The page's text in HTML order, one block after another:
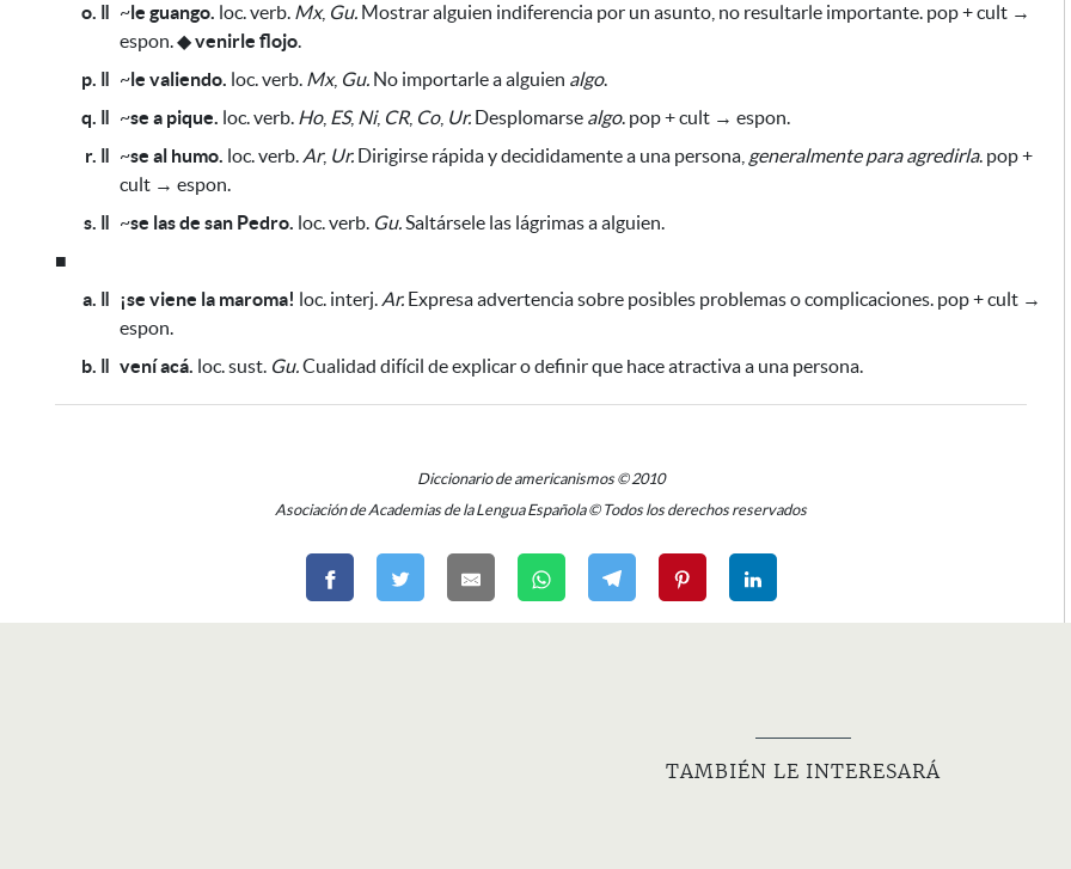
o. ǁ ~le guango. loc. verb. Mx, Gu. Mostrar alguien indiferencia por un asunto, no resultarle importante. pop + cult →
espon.◆venirle flojo.
p. ǁ ~le valiendo. loc. verb. Mx, Gu. No importarle a alguien algo.
q. ǁ ~se a pique. loc. verb. Ho, ES, Ni, CR, Co, Ur. Desplomarse algo. pop + cult → espon.
r. ǁ ~se al humo. loc. verb. Ar, Ur. Dirigirse rápida y decididamente a una persona, generalmente paraagredirla. pop +
cult → espon.
s. ǁ ~se las de san Pedro. loc. verb. Gu.Saltársele las lágrimas a alguien.
■
a. ǁ ¡se viene la maroma! loc. interj. Ar. Expresa advertencia sobre posibles problemas o complicaciones. pop + cult →
espon.
b. ǁ vení acá. loc. sust. Gu.Cualidad difícil de explicar o definir que hace atractiva a una persona.
Diccionario de americanismos © 2010
Asociación de Academias de la Lengua Española © Todos los derechos reservados
TAMBIÉN LE INTERESARÁ